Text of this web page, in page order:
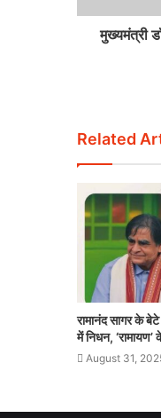
मुख्यमंत्री
Related
रामानंद सागर के
में निधन, ‘रामायण’
August 31,